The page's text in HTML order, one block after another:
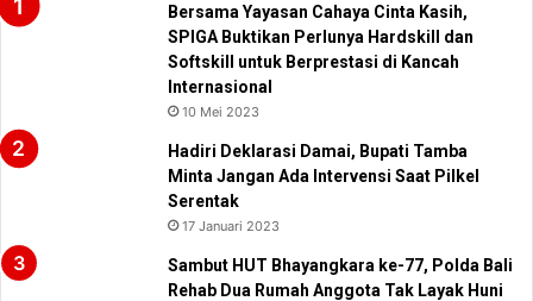
Bersama Yayasan Cahaya Cinta Kasih,
SPIGA Buktikan Perlunya Hardskill dan
Softskill untuk Berprestasi di Kancah
Internasional
10 Mei 2023
Hadiri Deklarasi Damai, Bupati Tamba
Minta Jangan Ada Intervensi Saat Pilkel
Serentak
17 Januari 2023
Sambut HUT Bhayangkara ke-77, Polda Bali
Rehab Dua Rumah Anggota Tak Layak Huni